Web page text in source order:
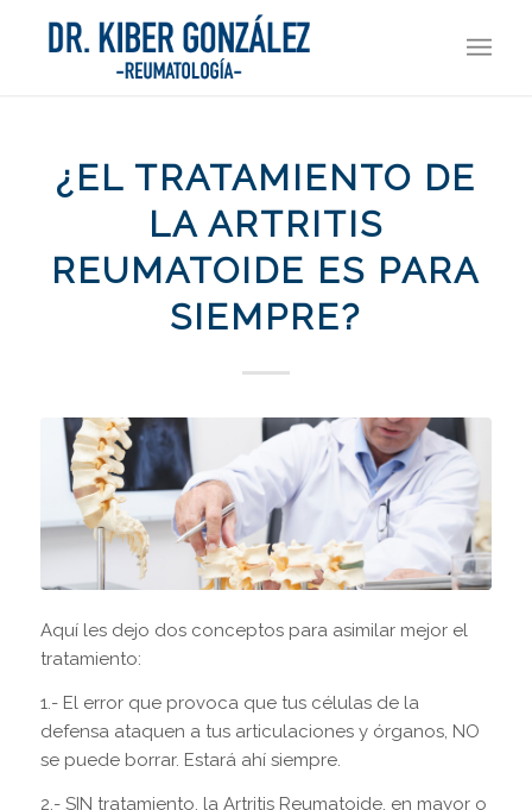
¿EL TRATAMIENTO DE
LA ARTRITIS
REUMATOIDE ES PARA
SIEMPRE?
Aquí les dejo dos conceptos para asimilar mejor el
tratamiento:
1.- El error que provoca que tus células de la
defensa ataquen a tus articulaciones y órganos, NO
se puede borrar. Estará ahí siempre.
2.- SIN tratamiento, la Artritis Reumatoide, en mayor o